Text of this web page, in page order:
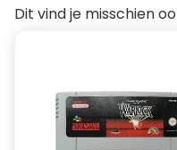
Dit vind je misschien